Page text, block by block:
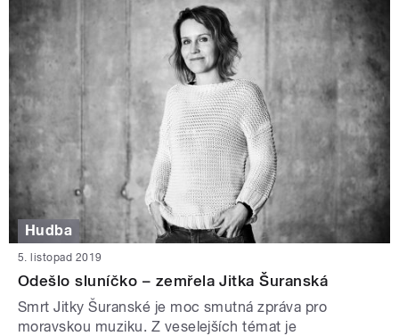
Hudba
5. listopad 2019
Odešlo sluníčko – zemřela Jitka Šuranská
Smrt Jitky Šuranské je moc smutná zpráva pro
moravskou muziku. Z veselejších témat je